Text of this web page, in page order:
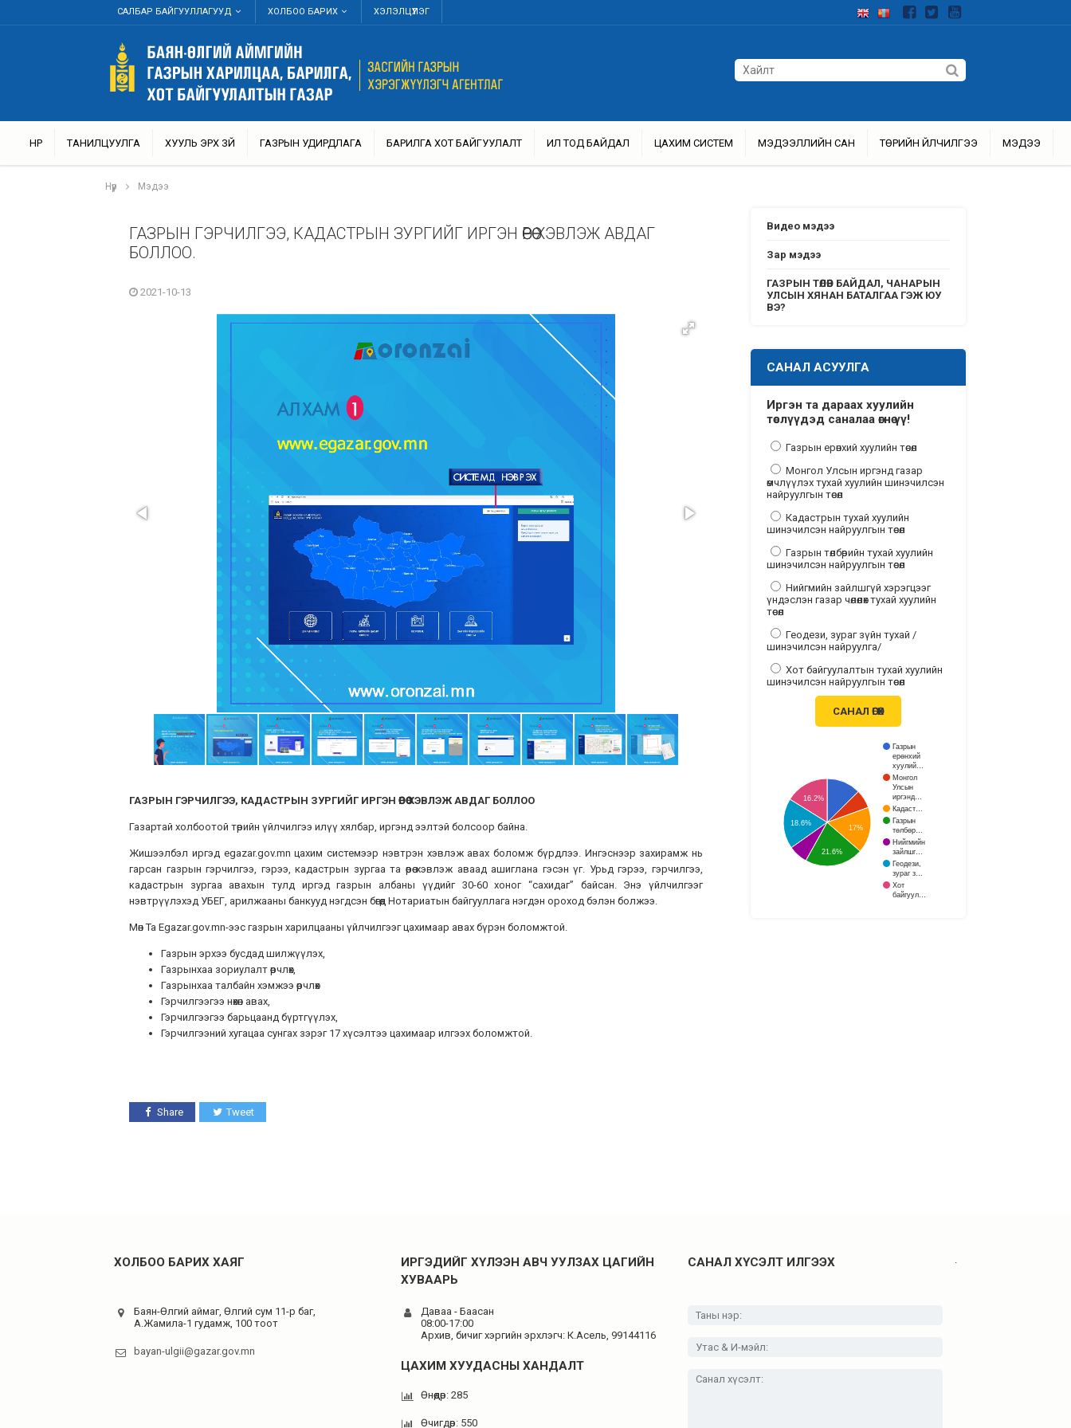
САЛБАР БАЙГУУЛЛАГУУД ХОЛБОО БАРИХ ХЭЛЭЛЦҮҮЛЭГ
НҮҮР ТАНИЛЦУУЛГА ХУУЛЬ ЭРХ ЗҮЙ ГАЗРЫН УДИРДЛАГА БАРИЛГА ХОТ БАЙГУУЛАЛТ ИЛ ТОД БАЙДАЛ ЦАХИМ СИСТЕМ МЭДЭЭЛЛИЙН САН ТӨРИЙН ҮЙЛЧИЛГЭЭ МЭДЭЭ
Нүүр Мэдээ
ГАЗРЫН ГЭРЧИЛГЭЭ, КАДАСТРЫН ЗУРГИЙГ ИРГЭН ӨӨРӨӨ ХЭВЛЭЖ АВДАГ
БОЛЛОО.
2021-10-13
ГАЗРЫН ГЭРЧИЛГЭЭ, КАДАСТРЫН ЗУРГИЙГ ИРГЭН ӨӨРӨӨ ХЭВЛЭЖ АВДАГ БОЛЛОО
Газартай холбоотой төрийн үйлчилгээ илүү хялбар, иргэнд ээлтэй болсоор байна.
Жишээлбэл иргэд egazar.gov.mn цахим системээр нэвтрэн хэвлэж авах боломж бүрдлээ. Ингэснээр захирамж нь
гарсан газрын гэрчилгээ, гэрээ, кадастрын зургаа та өөрөө хэвлэж аваад ашиглана гэсэн үг. Урьд гэрээ, гэрчилгээ,
кадастрын зургаа авахын тулд иргэд газрын албаны үүдийг 30-60 хоног “сахидаг” байсан. Энэ үйлчилгээг
нэвтрүүлэхэд УБЕГ, арилжааны банкууд нэгдсэн бөгөөд Нотариатын байгууллага нэгдэн ороход бэлэн болжээ.
Мөн Та Egazar.gov.mn-ээс газрын харилцааны үйлчилгээг цахимаар авах бүрэн боломжтой.
Газрын эрхээ бусдад шилжүүлэх,
Газрынхаа зориулалт өөрчлөх,
Газрынхаа талбайн хэмжээ өөрчлөх
Гэрчилгээгээ нөхөн авах,
Гэрчилгээгээ барьцаанд бүртгүүлэх,
Гэрчилгээний хугацаа сунгах зэрэг 17 хүсэлтээ цахимаар илгээх боломжтой.
Share Tweet
Видео мэдээ
Зар мэдээ
ГАЗРЫН ТӨЛӨВ БАЙДАЛ, ЧАНАРЫН
УЛСЫН ХЯНАН БАТАЛГАА ГЭЖ ЮУ
ВЭ?
САНАЛ АСУУЛГА
Иргэн та дараах хуулийн
төслүүдэд саналаа өгнө үү!
Газрын ерөнхий хуулийн төсөл
Монгол Улсын иргэнд газар
өмчлүүлэх тухай хуулийн шинэчилсэн
найруулгын төсөл
Кадастрын тухай хуулийн
шинэчилсэн найруулгын төсөл
Газрын төлбөрийн тухай хуулийн
шинэчилсэн найруулгын төсөл
Нийгмийн зайлшгүй хэрэгцээг
үндэслэн газар чөлөөлөх тухай хуулийн
төсөл
Геодези, зураг зүйн тухай /
шинэчилсэн найруулга/
Хот байгуулалтын тухай хуулийн
шинэчилсэн найруулгын төсөл
САНАЛ ӨГӨХ
Газрын
ерөнхий
хуулий…
Монгол
Улсын
иргэнд…
Кадаст…
Газрын
төлбөр…
Нийгмийн
зайлшг…
Геодези,
зураг з…
Хот
байгуул…
17%
16.2%
18.6%
21.6%
ХОЛБОО БАРИХ ХАЯГ
Баян-Өлгий аймаг, Өлгий сум 11-р баг,
А.Жамила-1 гудамж, 100 тоот
bayan-ulgii@gazar.gov.mn
ИРГЭДИЙГ ХҮЛЭЭН АВЧ УУЛЗАХ ЦАГИЙН
ХУВААРЬ
Даваа - Баасан
08:00-17:00
Архив, бичиг хэргийн эрхлэгч: К.Асель, 99144116
ЦАХИМ ХУУДАСНЫ ХАНДАЛТ
Өнөөдөр: 285
Өчигдөр: 550
САНАЛ ХҮСЭЛТ ИЛГЭЭХ .